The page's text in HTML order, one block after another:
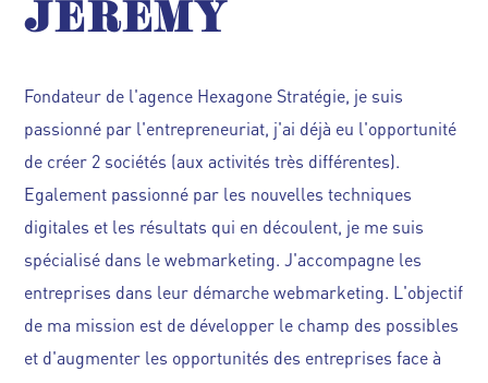
JÉRÉMY
Fondateur de l'agence Hexagone Stratégie, je suis
passionné par l'entrepreneuriat, j'ai déjà eu l'opportunité
de créer 2 sociétés (aux activités très différentes).
Egalement passionné par les nouvelles techniques
digitales et les résultats qui en découlent, je me suis
spécialisé dans le webmarketing. J'accompagne les
entreprises dans leur démarche webmarketing. L'objectif
de ma mission est de développer le champ des possibles
et d'augmenter les opportunités des entreprises face à